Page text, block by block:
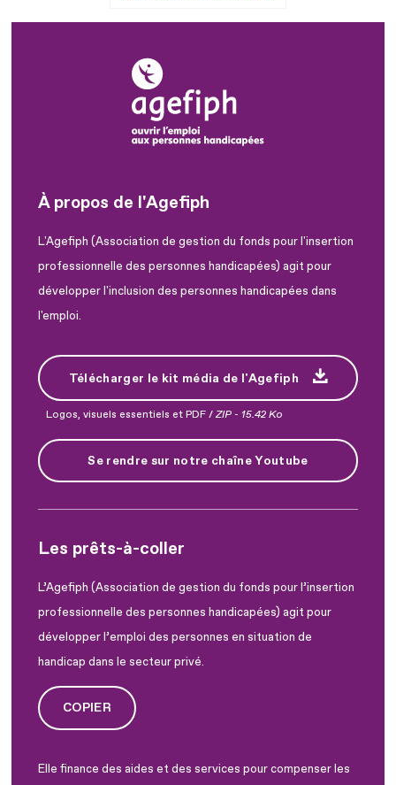
À propos de l'Agefiph
L'Agefiph (Association de gestion du fonds pour l'insertion
professionnelle des personnes handicapées) agit pour
développer l'inclusion des personnes handicapées dans
l'emploi.
Télécharger le kit média de l'Agefiph
Logos, visuels essentiels et PDF /ZIP - 15.42 Ko
Se rendre sur notre chaîne Youtube
Les prêts-à-coller
L’Agefiph (Association de gestion du fonds pour l’insertion
professionnelle des personnes handicapées) agit pour
développer l’emploi des personnes en situation de
handicap dans le secteur privé.
COPIER
Elle finance des aides et des services pour compenser les